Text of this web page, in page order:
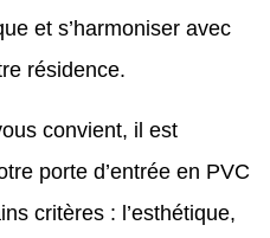
et s’harmoniser avec
résidence.
convient, il est
porte d’entrée en PVC
critères : l’esthétique,